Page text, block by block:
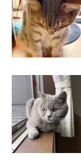
どうして